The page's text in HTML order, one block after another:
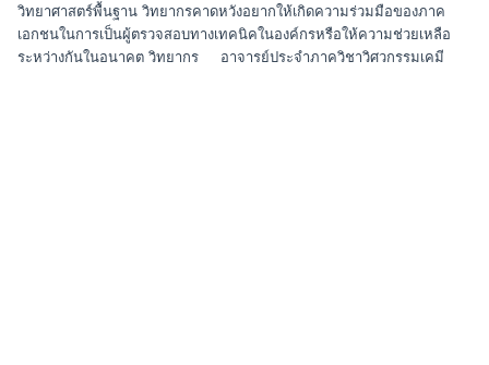
วิทยาศาสตร์พื้นฐาน วิทยากรคาดหวังอยากให้เกิดความร่วมมือของภาค
เอกชนในการเป็นผู้ตรวจสอบทางเทคนิคในองค์กรหรือให้ความช่วยเหลือ
ระหว่างกันในอนาคต วิทยากร อาจารย์ประจำภาควิชาวิศวกรรมเคมี